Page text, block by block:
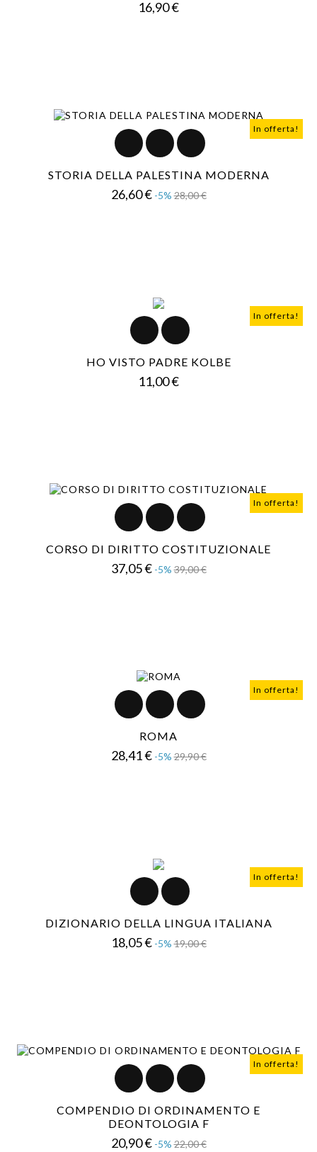
16,90 €Prezzo
In offerta!
STORIA DELLA PALESTINA MODERNA
26,60 € Prezzo
-5% 28,00 €Prezzo
In offerta!
HO VISTO PADRE KOLBE
11,00 €Prezzo
In offerta!
CORSO DI DIRITTO COSTITUZIONALE
37,05 € Prezzo
-5% 39,00 €Prezzo
In offerta!
ROMA
28,41 € Prezzo
-5% 29,90 €Prezzo
In offerta!
DIZIONARIO DELLA LINGUA ITALIANA
18,05 € Prezzo
-5% 19,00 €Prezzo
In offerta!
COMPENDIO DI ORDINAMENTO E
DEONTOLOGIA F
20,90 € Prezzo
-5% 22,00 €Prezzo